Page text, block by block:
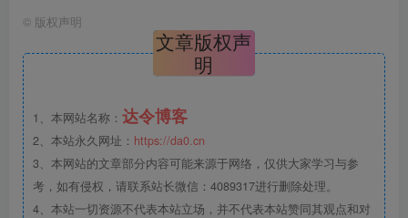
© 版权声明
文章版权声
明
1、本网站名称： 达令博客
2、本站永久网址： https://da0.cn
3、本网站的文章部分内容可能来源于网络，仅供大家学习与参
考，如有侵权，请联系站长微信：4089317进行删除处理。
4、本站一切资源不代表本站立场，并不代表本站赞同其观点和对